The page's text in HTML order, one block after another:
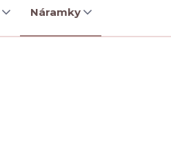
Náramky